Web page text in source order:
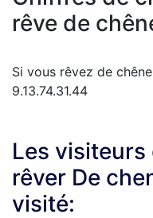
rêve de
Si vous rêvez de
9.13.74.31.44
Les
rêver De
visité: